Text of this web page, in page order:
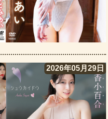
2026年05月29日